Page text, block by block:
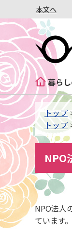
本文へ
暮ら
トップ
トップ
NPO
NPO法人
ています。